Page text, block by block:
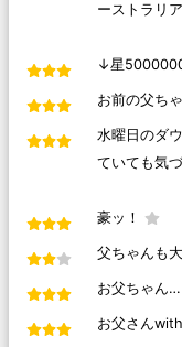
ーストラリ
↓星
お前の父ち
水曜日のダ
ていても気
豪ッ！
父ちゃんも
お父ちゃん…
お父さん